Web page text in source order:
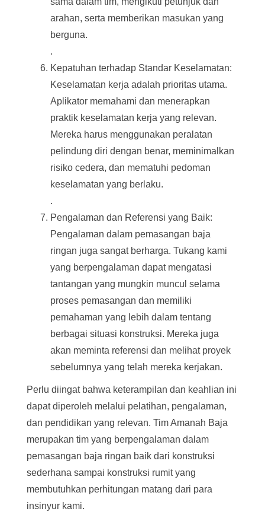
arahan, serta memberikan masukan yang
berguna.
.
Kepatuhan terhadap Standar Keselamatan:
Keselamatan kerja adalah prioritas utama.
Aplikator memahami dan menerapkan
praktik keselamatan kerja yang relevan.
Mereka harus menggunakan peralatan
pelindung diri dengan benar, meminimalkan
risiko cedera, dan mematuhi pedoman
keselamatan yang berlaku.
.
Pengalaman dan Referensi yang Baik:
Pengalaman dalam pemasangan baja
ringan juga sangat berharga. Tukang kami
yang berpengalaman dapat mengatasi
tantangan yang mungkin muncul selama
proses pemasangan dan memiliki
pemahaman yang lebih dalam tentang
berbagai situasi konstruksi. Mereka juga
akan meminta referensi dan melihat proyek
sebelumnya yang telah mereka kerjakan.
Perlu diingat bahwa keterampilan dan keahlian ini
dapat diperoleh melalui pelatihan, pengalaman,
dan pendidikan yang relevan. Tim Amanah Baja
merupakan tim yang berpengalaman dalam
pemasangan baja ringan baik dari konstruksi
sederhana sampai konstruksi rumit yang
membutuhkan perhitungan matang dari para
insinyur kami.